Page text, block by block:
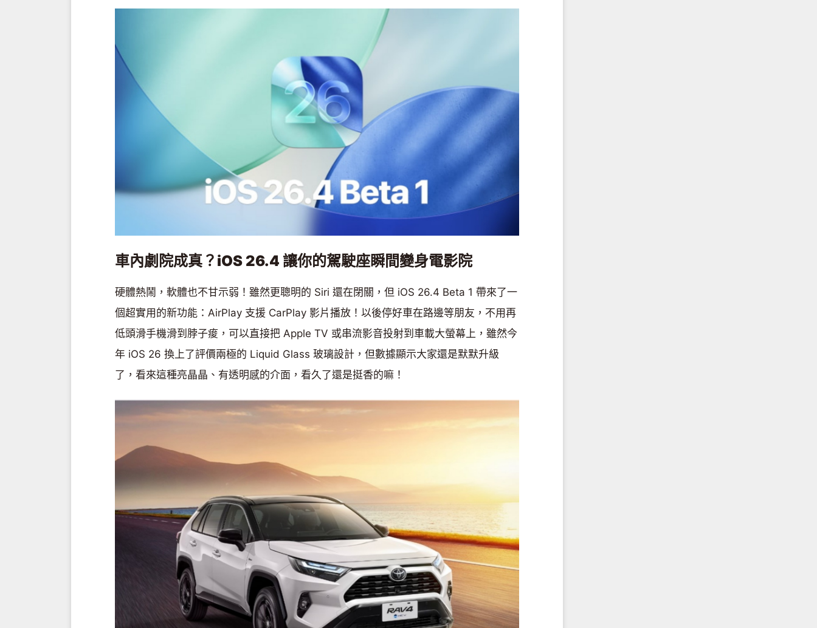
車內劇院成真？iOS 26.4 讓你的駕駛座瞬間變身電影院
硬體熱鬧，軟體也不甘示弱！雖然更聰明的 Siri 還在閉關，但 iOS 26.4 Beta 1 帶來了一
個超實用的新功能：AirPlay 支援 CarPlay 影片播放！以後停好車在路邊等朋友，不用再
低頭滑手機滑到脖子痠，可以直接把 Apple TV 或串流影音投射到車載大螢幕上，雖然今
年 iOS 26 換上了評價兩極的 Liquid Glass 玻璃設計，但數據顯示大家還是默默升級
了，看來這種亮晶晶、有透明感的介面，看久了還是挺香的嘛！